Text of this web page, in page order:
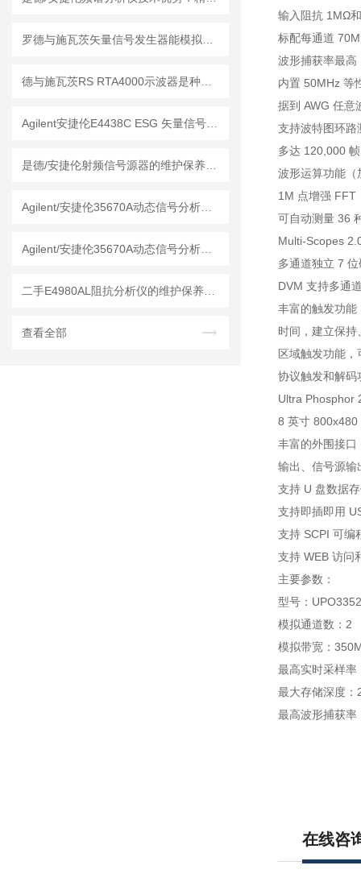
查看全部
输入阻抗 1MΩ
标配每通道
波形捕获率最
内置 50MHz 等
据到 AWG 任意
支持波特图环路
多达 120,000
波形运算功能（
1M 点增强 FFT
可自动测量 36
Multi-Scopes
多通道独立 7
DVM 支持多通
丰富的触发功能
时间，建立保
区域触发功能
协议触发和解码
Ultra Phosphor
8 英寸 800x480
丰富的外围接口
输出、信号源输
支持 U 盘数据
支持即插即用
支持 SCPI 可编
支持 WEB 访问
主要参数：
型号：
模拟通道数：2
模拟带宽：
最高实时采样率
最大存储深度：
最高波形捕获
在线咨